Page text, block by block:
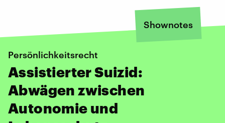
Shownotes
Persönlichkeitsrecht
Assistierter Suizid:
Abwägen zwischen
Autonomie und